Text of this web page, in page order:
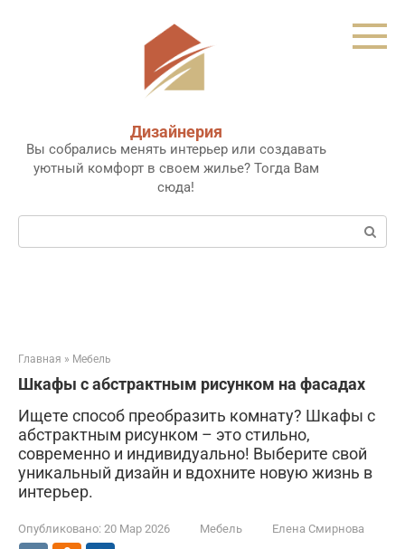
Дизайнерия
Вы собрались менять интерьер или создавать
уютный комфорт в своем жилье? Тогда Вам
сюда!
Поиск:
Главная » Мебель
Шкафы с абстрактным рисунком на фасадах
Ищете способ преобразить комнату? Шкафы с
абстрактным рисунком – это стильно,
современно и индивидуально! Выберите свой
уникальный дизайн и вдохните новую жизнь в
интерьер.
Опубликовано: 20 Мар 2026 Мебель Елена Смирнова